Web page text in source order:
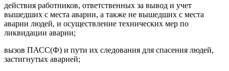
действия работников, ответственных за вывод и учет
вышедших с места аварии, а также не вышедших с места
аварии людей, и осуществление технических мер по
ликвидации аварии;
вызов ПАСС(Ф) и пути их следования для спасения людей,
застигнутых аварией;